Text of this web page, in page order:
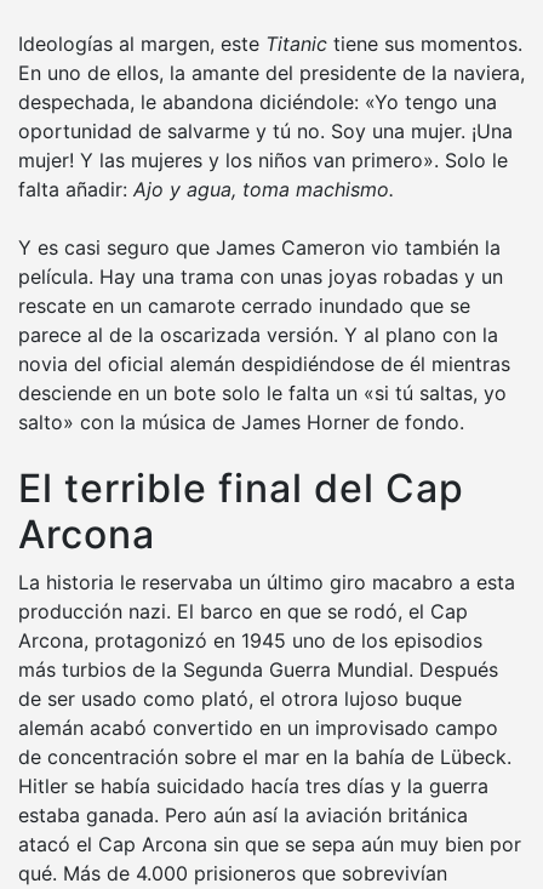
Ideologías al margen, este Titanic tiene sus momentos.
En uno de ellos, la amante del presidente de la naviera,
despechada, le abandona diciéndole: «Yo tengo una
oportunidad de salvarme y tú no. Soy una mujer. ¡Una
mujer! Y las mujeres y los niños van primero». Solo le
falta añadir: Ajo y agua, toma machismo.
Y es casi seguro que James Cameron vio también la
película. Hay una trama con unas joyas robadas y un
rescate en un camarote cerrado inundado que se
parece al de la oscarizada versión. Y al plano con la
novia del oficial alemán despidiéndose de él mientras
desciende en un bote solo le falta un «si tú saltas, yo
salto» con la música de James Horner de fondo.
El terrible final del Cap
Arcona
La historia le reservaba un último giro macabro a esta
producción nazi. El barco en que se rodó, el Cap
Arcona, protagonizó en 1945 uno de los episodios
más turbios de la Segunda Guerra Mundial. Después
de ser usado como plató, el otrora lujoso buque
alemán acabó convertido en un improvisado campo
de concentración sobre el mar en la bahía de Lübeck.
Hitler se había suicidado hacía tres días y la guerra
estaba ganada. Pero aún así la aviación británica
atacó el Cap Arcona sin que se sepa aún muy bien por
qué. Más de 4.000 prisioneros que sobrevivían